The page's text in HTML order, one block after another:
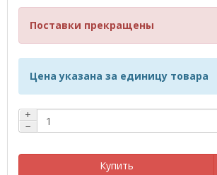
Поставки прекращены
Цена указана за единицу товара
+
−
Купить